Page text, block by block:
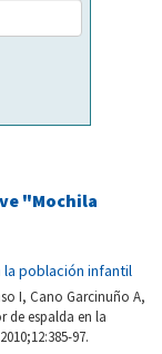
"Mochila
población infantil
I, Cano Garcinuño A,
de espalda en la
97.